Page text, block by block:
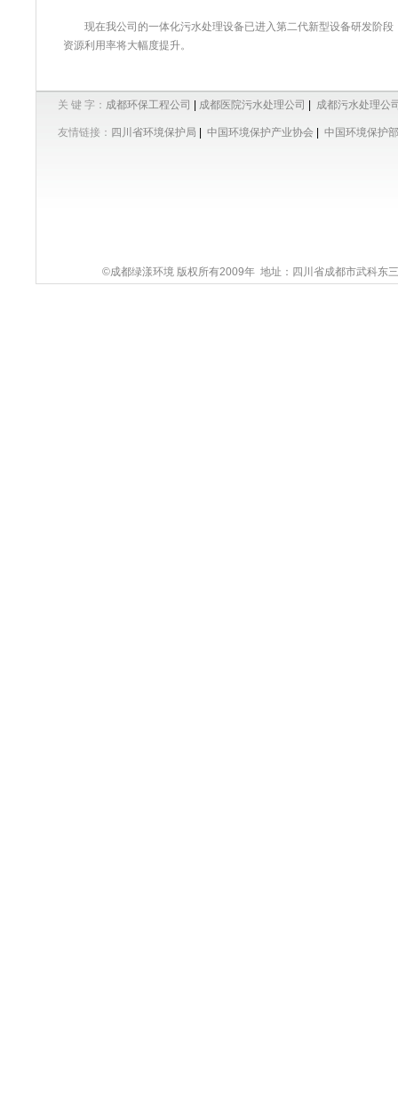
现在我公司的一体化污水处理设备已进入第二代新型设备研发阶段
资源利用率将大幅度提升。
关 键 字： 成都环保工程公司 成都医院污水处理公司 成都污水处理公
友情链接： 四川省环境保护局 中国环境保护产业协会 中国环境保护部
©成都绿漾环境 版权所有2009年 地址：四川省成都市武科